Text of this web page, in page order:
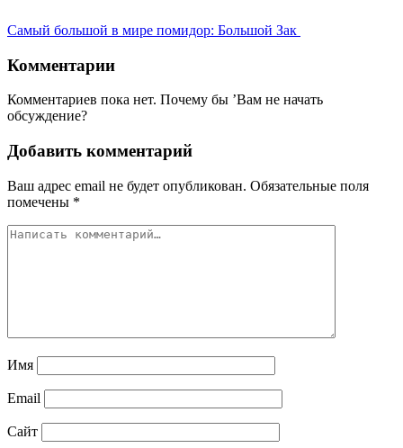
Самый большой в мире помидор: Большой Зак
Комментарии
Комментариев пока нет. Почему бы ’Вам не начать
обсуждение?
Добавить комментарий
Ваш адрес email не будет опубликован. Обязательные поля
помечены *
Имя
Email
Сайт